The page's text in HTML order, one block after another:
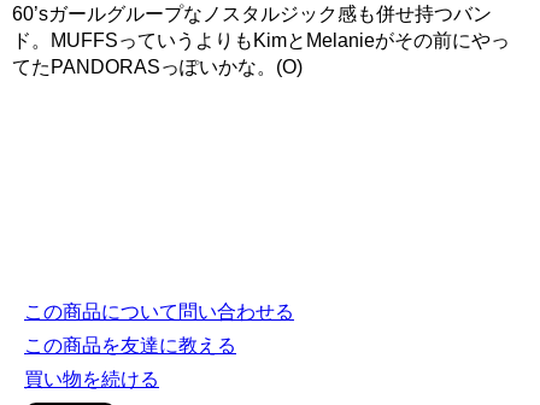
60’sガールグループなノスタルジック感も併せ持つバン
ド。MUFFSっていうよりもKimとMelanieがその前にやっ
てたPANDORASっぽいかな。(O)
この商品について問い合わせる
この商品を友達に教える
買い物を続ける